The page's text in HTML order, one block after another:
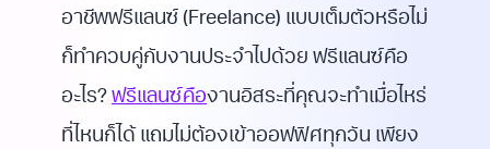
อาชีพฟรีแลนซ์ (Freelance) แบบเต็มตัวหรือไม่
ก็ทำควบคู่กับงานประจำไปด้วย ฟรีแลนซ์คือ
อะไร? ฟรีแลนซ์คืองานอิสระที่คุณจะทำเมื่อไหร่
ที่ไหนก็ได้ แถมไม่ต้องเข้าออฟฟิศทุกวัน เพียง